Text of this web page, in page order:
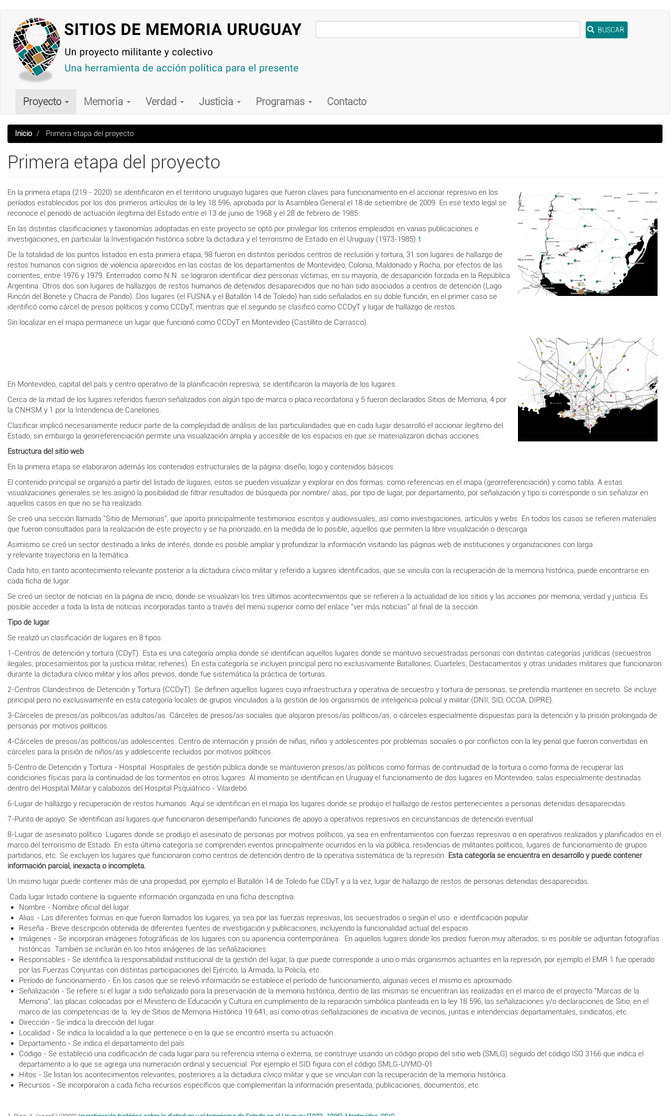
contenido
principal
BUSCAR
Main
navigation
Proyecto Memoria Verdad Justicia Programas Contacto
Inicio Primera etapa del proyecto
Primera etapa del proyecto
En la primera etapa (219 - 2020) se identificaron en el territorio uruguayo lugares que fueron claves para funcionamiento en el accionar represivo en los
períodos establecidos por los dos primeros artículos de la ley 18.596, aprobada por la Asamblea General el 18 de setiembre de 2009. En ese texto legal se
reconoce el periodo de actuación ilegítima del Estado entre el 13 de junio de 1968 y el 28 de febrero de 1985.
En las distintas clasificaciones y taxonomías adoptadas en este proyecto se optó por privilegiar los criterios empleados en varias publicaciones e
investigaciones, en particular la Investigación histórica sobre la dictadura y el terrorismo de Estado en el Uruguay (1973-1985).1
De la totalidad de los puntos listados en esta primera etapa, 98 fueron en distintos períodos centros de reclusión y tortura, 31 son lugares de hallazgo de
restos humanos con signos de violencia aparecidos en las costas de los departamentos de Montevideo, Colonia, Maldonado y Rocha, por efectos de las
corrientes, entre 1976 y 1979. Enterrados como N.N. se lograron identificar diez personas víctimas, en su mayoría, de desaparición forzada en la República
Argentina. Otros dos son lugares de hallazgos de restos humanos de detenidos desaparecidos que no han sido asociados a centros de detención (Lago
Rincón del Bonete y Chacra de Pando). Dos lugares (el FUSNA y el Batallón 14 de Toledo) han sido señalados en su doble función, en el primer caso se
identificó como cárcel de presos políticos y como CCDyT, mientras que el segundo se clasificó como CCDyT y lugar de hallazgo de restos.
Sin localizar en el mapa permanece un lugar que funcionó como CCDyT en Montevideo (Castillito de Carrasco).
En Montevideo, capital del país y centro operativo de la planificación represiva, se identificaron la mayoría de los lugares.
Cerca de la mitad de los lugares referidos fueron señalizados con algún tipo de marca o placa recordatoria y 5 fueron declarados Sitios de Memoria, 4 por
la CNHSM y 1 por la Intendencia de Canelones.
Clasificar implicó necesariamente reducir parte de la complejidad de análisis de las particularidades que en cada lugar desarrolló el accionar ilegítimo del
Estado, sin embargo la georreferenciación permite una visualización amplia y accesible de los espacios en que se materializaron dichas acciones.
Estructura del sitio web
En la primera etapa se elaboraron además los contenidos estructurales de la página: diseño, logo y contenidos básicos.
El contenido principal se organizó a partir del listado de lugares, estos se pueden visualizar y explorar en dos formas: como referencias en el mapa (georreferenciación) y como tabla. A estas
visualizaciones generales se les asignó la posibilidad de filtrar resultados de búsqueda por nombre/ alias, por tipo de lugar, por departamento, por señalización y tipo si corresponde o sin señalizar en
aquellos casos en que no se ha realizado.
Se creó una sección llamada "Sitio de Memorias", que aporta principalmente testimonios escritos y audiovisuales, así como investigaciones, artículos y webs. En todos los casos se refieren materiales
que fueron consultados para la realización de este proyecto y se ha priorizado, en la medida de lo posible, aquellos que permiten la libre visualización o descarga.
Asimismo se creó un sector destinado a links de interés, donde es posible ampliar y profundizar la información visitando las páginas web de instituciones y organizaciones con larga
y relevante trayectoria en la temática.
Cada hito, en tanto acontecimiento relevante posterior a la dictadura cívico militar y referido a lugares identificados, que se vincula con la recuperación de la memoria histórica, puede encontrarse en
cada ficha de lugar.
Se creó un sector de noticias en la página de inicio, donde se visualizan los tres últimos acontecimientos que se refieren a la actualidad de los sitios y las acciones por memoria, verdad y justicia. Es
posible acceder a toda la lista de noticias incorporadas tanto a través del menú superior como del enlace "ver más noticias" al final de la sección.
Tipo de lugar
Se realizó un clasificación de lugares en 8 tipos:
1-Centros de detención y tortura (CDyT). Esta es una categoría amplia donde se identifican aquellos lugares donde se mantuvo secuestradas personas con distintas categorías jurídicas (secuestros
ilegales, procesamientos por la justicia militar, rehenes). En esta categoría se incluyen principal pero no exclusivamente Batallones, Cuarteles, Destacamentos y otras unidades militares que funcionaron
durante la dictadura cívico militar y los años previos, donde fue sistemática la práctica de torturas.
2-Centros Clandestinos de Detención y Tortura (CCDyT). Se definen aquellos lugares cuya infraestructura y operativa de secuestro y tortura de personas, se pretendía mantener en secreto. Se incluye
principal pero no exclusivamente en esta categoría locales de grupos vinculados a la gestión de los organismos de inteligencia policial y militar (DNII, SID, OCOA, DIPRE).
3-Cárceles de presos/as políticos/as adultos/as. Cárceles de presos/as sociales que alojaron presos/as políticos/as, o cárceles especialmente dispuestas para la detención y la prisión prolongada de
personas por motivos políticos.
4-Cárceles de presos/as políticos/as adolescentes. Centro de internación y prisión de niñas, niños y adolescentes por problemas sociales o por conflictos con la ley penal que fueron convertidas en
cárceles para la prisión de niños/as y adolescente recluidos por motivos políticos.
5-Centro de Detención y Tortura - Hospital. Hospitales de gestión pública donde se mantuvieron presos/as políticos como formas de continuidad de la tortura o como forma de recuperar las
condiciones físicas para la continuidad de los tormentos en otros lugares. Al momento se identifican en Uruguay el funcionamiento de dos lugares en Montevideo, salas especialmente destinadas
dentro del Hospital Militar y calabozos del Hospital Psquiátrico - Vilardebó.
6-Lugar de hallazgo y recuperación de restos humanos. Aquí se identifican en el mapa los lugares donde se produjo el hallazgo de restos pertenecientes a personas detenidas desaparecidas.
7-Punto de apoyo. Se identifican así lugares que funcionaron desempeñando funciones de apoyo a operativos represivos en circunstancias de detención eventual
8-Lugar de asesinato político. Lugares donde se produjo el asesinato de personas por motivos políticos, ya sea en enfrentamientos con fuerzas represivas o en operativos realizados y planificados en el
marco del terrorismo de Estado. En esta última categoría se comprenden eventos principalmente ocurridos en la vía pública, residencias de militantes políticos, lugares de funcionamiento de grupos
partidarios, etc. Se excluyen los lugares que funcionaron como centros de detención dentro de la operativa sistemática de la represión. Esta categoría se encuentra en desarrollo y puede contener
información parcial, inexacta o incompleta.
Un mismo lugar puede contener más de una propiedad, por ejemplo el Batallón 14 de Toledo fue CDyT y a la vez, lugar de hallazgo de restos de personas detenidas desaparecidas.
Cada lugar listado contiene la siguiente información organizada en una ficha descriptiva:
Nombre - Nombre oficial del lugar.
Alias - Las diferentes formas en que fueron llamados los lugares, ya sea por las fuerzas represivas, los secuestrados o según el uso e identificación popular.
Reseña - Breve descripción obtenida de diferentes fuentes de investigación y publicaciones, incluyendo la funcionalidad actual del espacio.
Imágenes - Se incorporan imágenes fotográficas de los lugares con su apariencia contemporánea. En aquellos lugares donde los predios fueron muy alterados, si es posible se adjuntan fotografías
históricas. También se incluirán en los hitos imágenes de las señalizaciones.
Responsables - Se identifica la responsabilidad institucional de la gestión del lugar, la que puede corresponde a uno o más organismos actuantes en la represión, por ejemplo el EMR 1 fue operado
por las Fuerzas Conjuntas con distintas participaciones del Ejército, la Armada, la Policía, etc.
Período de funcionamiento - En los casos que se relevó información se establece el período de funcionamiento, algunas veces el mismo es aproximado.
Señalización - Se refiere si el lugar a sido señalizado para la preservación de la memoria histórica, dentro de las mismas se encuentran las realizadas en el marco de el proyecto "Marcas de la
Memoria", las placas colocadas por el Ministerio de Educación y Cultura en cumplimiento de la reparación simbólica planteada en la ley 18.596, las señalizaciones y/o declaraciones de Sitio, en el
marco de las competencias de la ley de Sitios de Memoria Histórica 19.641, así como otras señalizaciones de iniciativa de vecinos, juntas e intendencias departamentales, sindicatos, etc.
Dirección - Se indica la dirección del lugar.
Localidad - Se indica la localidad a la que pertenece o en la que se encontró inserta su actuación.
Departamento - Se indica el departamento del país.
Código - Se estableció una codificación de cada lugar para su referencia interna o externa, se construye usando un código propio del sitio web (SMLG) seguido del código ISO 3166 que indica el
departamento a lo que se agrega una numeración ordinal y secuencial. Por ejemplo el SID figura con el código SMLG-UYMO-01
Hitos - Se listan los acontecimientos relevantes, posteriores a la dictadura cívico militar y que se vinculan con la recuperación de la memoria histórica.
Recursos - Se incorporaron a cada ficha recursos específicos que complementan la información presentada, publicaciones, documentos, etc.